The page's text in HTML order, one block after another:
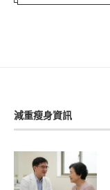
減重瘦身資訊